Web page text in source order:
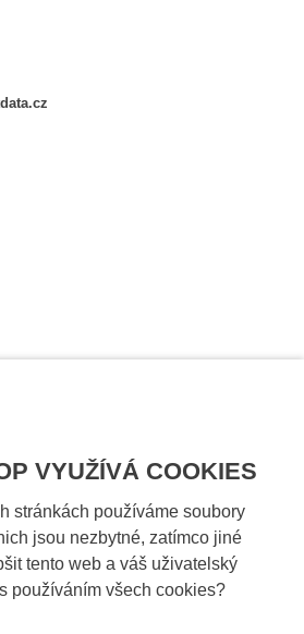
VYUŽÍVÁ COOKIES
stránkách používáme soubory
jsou nezbytné, zatímco jiné
tento web a váš uživatelský
používáním všech cookies?